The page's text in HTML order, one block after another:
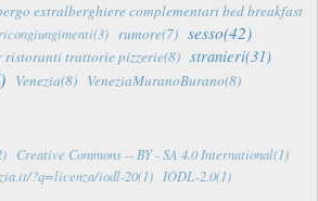
extralberghiere complementari bed breakfast
ricongiungimenti(3) rumore(7) sesso(42)
ristoranti trattorie pizzerie(8) stranieri(31)
Venezia(8) VeneziaMuranoBurano(8)
Creative Commons -- BY - SA 4.0 International(1)
?q=licenza/iodl-20(1)
IODL-2.0(1)